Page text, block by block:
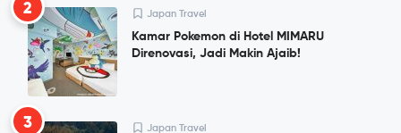
2 Japan Travel
Kamar Pokemon di Hotel MIMARU
Direnovasi, Jadi Makin Ajaib!
3 Japan Travel